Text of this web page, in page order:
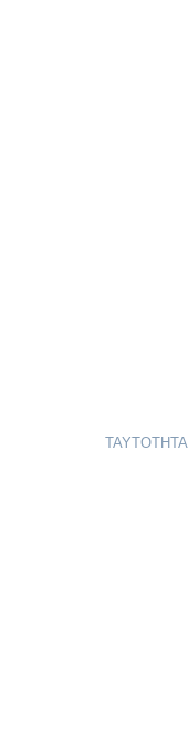
ΤΑΥΤΟΤΗΤΑ